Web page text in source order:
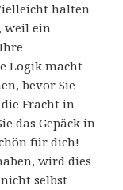
halten
weil ein
Logik macht
bevor Sie
Fracht in
das Gepäck in
für dich!
wird dies
selbst